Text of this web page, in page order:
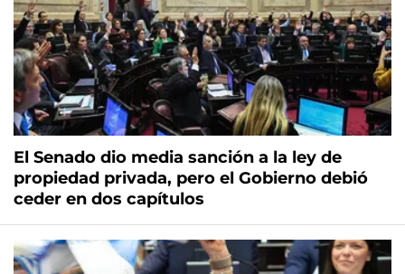
El Senado dio media sanción a la ley de
propiedad privada, pero el Gobierno debió
ceder en dos capítulos